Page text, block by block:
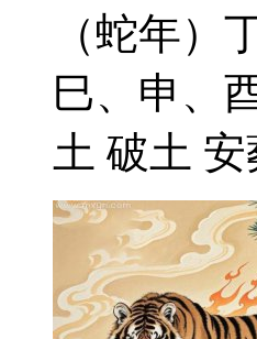
（蛇年）
巳、申、
土 破土